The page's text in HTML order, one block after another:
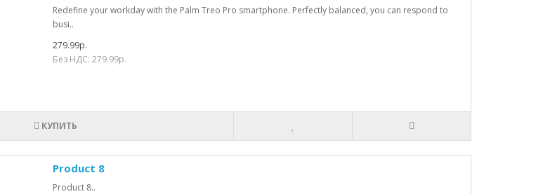
Redefine your workday with the Palm Treo Pro smartphone. Perfectly balanced, you can respond to
busi..
279.99р.
Без НДС: 279.99р.
КУПИТЬ
Product 8
Product 8..